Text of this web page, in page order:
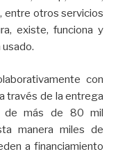
entre otros servicios
existe, funciona y
con
través de la entrega
de más de 80 mil
manera miles de
a financiamiento